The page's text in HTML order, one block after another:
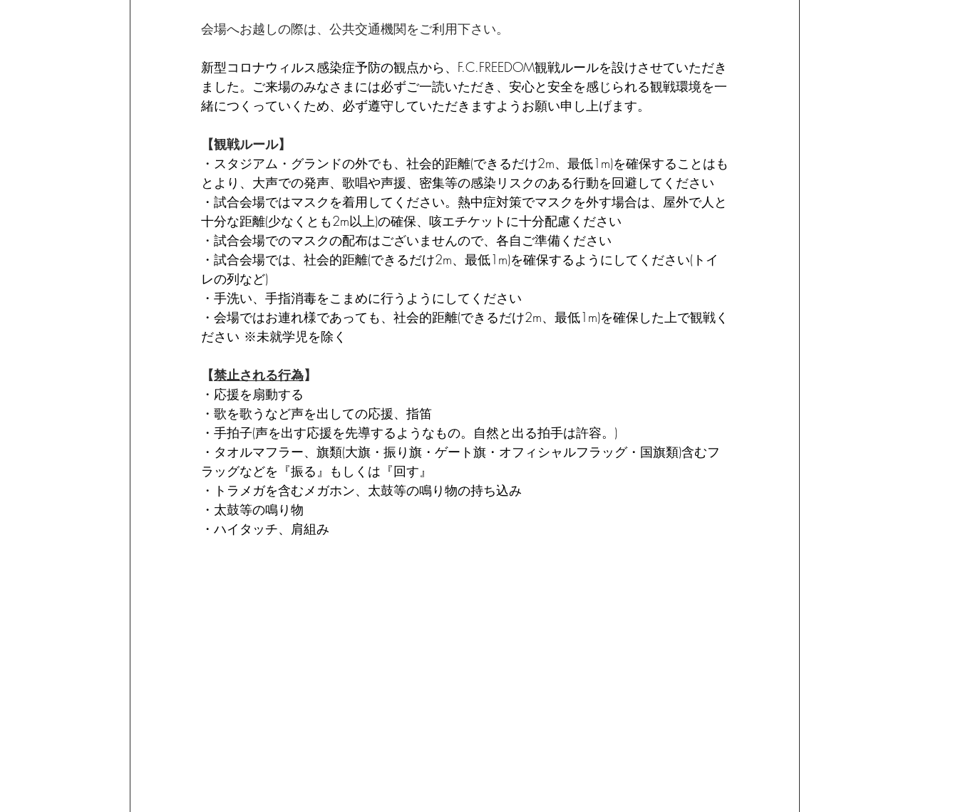
会場へお越しの際は、公共交通機関をご利用下さい。
新型コロナウィルス感染症予防の観点から、F.C.FREEDOM観戦ルールを設けさせていただき
ました。ご来場のみなさまには必ずご一読いただき、安心と安全を感じられる観戦環境を一
緒につくっていくため、必ず遵守していただきますようお願い申し上げます。
【観戦ルール】
・スタジアム・グランドの外でも、社会的距離(できるだけ2m、最低1m)を確保することはも
とより、大声での発声、歌唱や声援、密集等の感染リスクのある行動を回避してください
・試合会場ではマスクを着用してください。熱中症対策でマスクを外す場合は、屋外で人と
十分な距離(少なくとも2m以上)の確保、咳エチケットに十分配慮ください
・試合会場でのマスクの配布はございませんので、各自ご準備ください
・試合会場では、社会的距離(できるだけ2m、最低1m)を確保するようにしてください(トイ
レの列など)
・手洗い、手指消毒をこまめに行うようにしてください
・会場ではお連れ様であっても、社会的距離(できるだけ2m、最低1m)を確保した上で観戦く
ださい ※未就学児を除く
【禁止される行為】
・応援を扇動する
・歌を歌うなど声を出しての応援、指笛
・手拍子(声を出す応援を先導するようなもの。自然と出る拍手は許容。)
・タオルマフラー、旗類(大旗・振り旗・ゲート旗・オフィシャルフラッグ・国旗類)含むフ
ラッグなどを『振る』もしくは『回す』
・トラメガを含むメガホン、太鼓等の鳴り物の持ち込み
・太鼓等の鳴り物
・ハイタッチ、肩組み